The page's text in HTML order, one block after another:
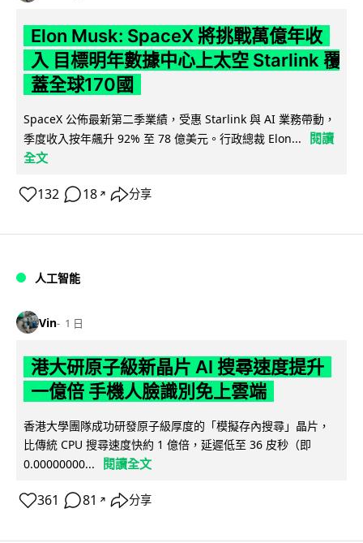
Elon Musk: SpaceX 將挑戰萬億年收
入 目標明年數據中心上太空 Starlink 覆
蓋全球170國
SpaceX 公佈最新第二季業績，受惠 Starlink 與 AI 業務帶動，
季度收入按年飆升 92% 至 78 億美元。行政總裁 Elon...
閱讀
全文
132 18 ↗ 分享
人工智能
Vin 1 日
港大研原子級新晶片 AI 搜尋速度提升
一億倍 手機人臉識別免上雲端
香港大學團隊成功研發原子級厚度的「模擬存內搜尋」晶片，
比傳統 CPU 搜尋速度快約 1 億倍，延遲低至 36 皮秒（即
0.00000000...
閱讀全文
361 81 ↗ 分享